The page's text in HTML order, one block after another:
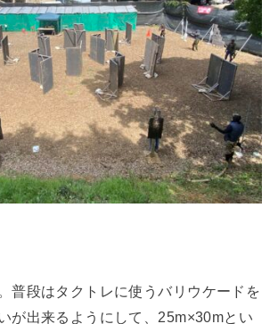
普段はタクトレに使うバリウケードを
が出来るようにして、25m×30mとい